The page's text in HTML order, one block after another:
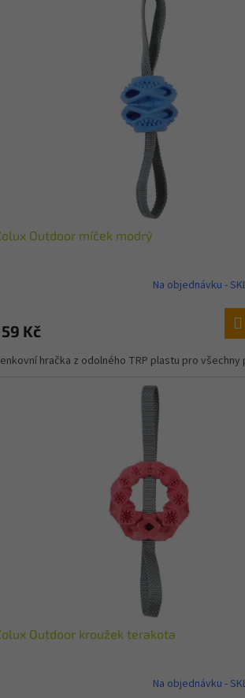
Outdoor míček modrý
Na objednávku -
Kč
hračka z odolného TRP plastu pro všechny
Outdoor kroužek terakota
Na objednávku -